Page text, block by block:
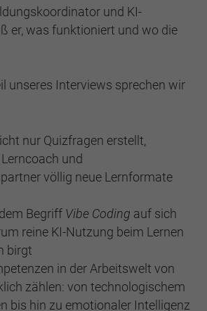
und KI-
er, was funktioniert und wo die
unseres Interviews sprechen wir
nur Quizfragen erstellt,
und
völlig neue Lernformate
Begriff Vibe Coding auf sich
reine KI-Nutzung beim Lernen
birgt
in der Arbeitswelt von
zählen: von technologischem
bis hin zu emotionaler Intelligenz
Wert speichert Ihre Consent-
Unter anderem eine zufällig
ID, für die historische
falls der Webseiten-Betreiber
Südwest
der Benutzer-ID bei
über den Webseiten-Login .
Analytics
Daten dazu, wie oft ein Benutzer
verwendet.
Analytics
eine eindeutige ID, die verwendet
um statistische Daten dazu, wie der